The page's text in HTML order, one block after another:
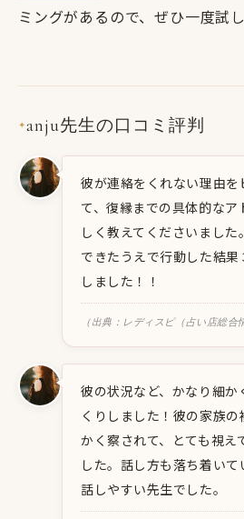
ミングがあるので、ぜひ一度試
✦anju先生の口コミ評判
彼が連絡をくれない理由を
て、復縁までの具体的なア
しく教えてくださいまし
できたうえで行動した結
しました！！
（出典：レディスピ（占い店総合
彼の状況など、かなり細か
くりしました！彼の家族
かく察されて、とても視え
した。話し方も落ち着い
話しやすい先生でした。